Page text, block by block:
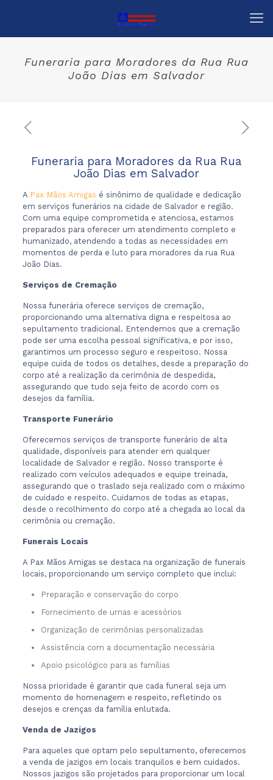
Funeraria para Moradores da Rua Rua
João Dias em Salvador
Funeraria para Moradores da Rua Rua
João Dias em Salvador
A Pax Mãos Amigas é sinônimo de qualidade e dedicação
em serviços funerários na cidade de Salvador e região.
Com uma equipe comprometida e atenciosa, estamos
preparados para oferecer um atendimento completo e
humanizado, atendendo a todas as necessidades em
momentos de perda e luto para moradores da rua Rua
João Dias.
Serviços de Cremação
Nossa funerária oferece serviços de cremação,
proporcionando uma alternativa digna e respeitosa ao
sepultamento tradicional. Entendemos que a cremação
pode ser uma escolha pessoal significativa, e por isso,
garantimos um processo seguro e respeitoso. Nossa
equipe cuida de todos os detalhes, desde a preparação do
corpo até a realização da cerimônia de despedida,
assegurando que tudo seja feito de acordo com os
desejos da família.
Transporte Funerário
Oferecemos serviços de transporte funerário de alta
qualidade, disponíveis para atender em qualquer
localidade de Salvador e região. Nosso transporte é
realizado com veículos adequados e equipe treinada,
assegurando que o traslado seja realizado com o máximo
de cuidado e respeito. Cuidamos de todas as etapas,
desde o recolhimento do corpo até a chegada ao local da
cerimônia ou cremação.
Funerais Locais
A Pax Mãos Amigas se destaca na organização de funerais
locais, proporcionando um serviço completo que inclui:
Preparação e conservação do corpo
Fornecimento de urnas e acessórios
Organização de cerimônias personalizadas
Assistência com a documentação necessária
Apoio psicológico para as famílias
Nossa prioridade é garantir que cada funeral seja um
momento de homenagem e respeito, refletindo os
desejos e crenças da família enlutada.
Venda de Jazigos
Para aqueles que optam pelo sepultamento, oferecemos
a venda de jazigos em locais tranquilos e bem cuidados.
Nossos jazigos são projetados para proporcionar um local